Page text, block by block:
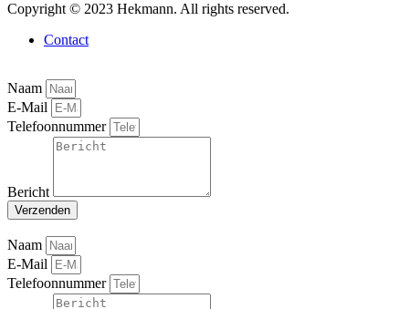
Copyright © 2023 Hekmann. All rights reserved.
Contact
Naam
E-Mail
Telefoonnummer
Bericht
Verzenden
Naam
E-Mail
Telefoonnummer